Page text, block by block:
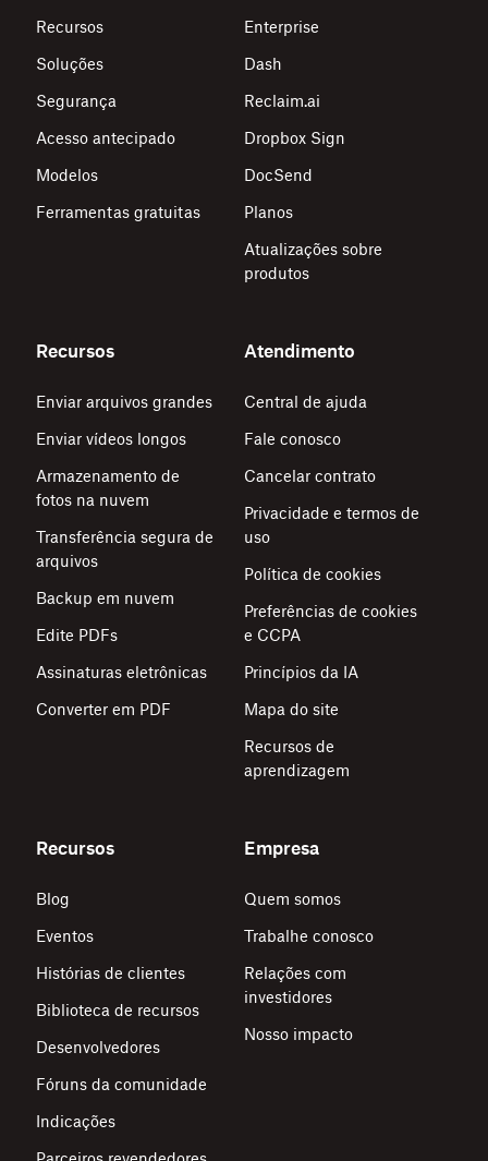
Recursos
Soluções
Segurança
Acesso antecipado
Modelos
Ferramentas gratuitas
Enterprise
Dash
Reclaim.ai
Dropbox Sign
DocSend
Planos
Atualizações sobre
produtos
Recursos
Enviar arquivos grandes
Enviar vídeos longos
Armazenamento de
fotos na nuvem
Transferência segura de
arquivos
Backup em nuvem
Edite PDFs
Assinaturas eletrônicas
Converter em PDF
Atendimento
Central de ajuda
Fale conosco
Cancelar contrato
Privacidade e termos de
uso
Política de cookies
Preferências de cookies
e CCPA
Princípios da IA
Mapa do site
Recursos de
aprendizagem
Recursos
Blog
Eventos
Histórias de clientes
Biblioteca de recursos
Desenvolvedores
Fóruns da comunidade
Indicações
Empresa
Quem somos
Trabalhe conosco
Relações com
investidores
Nosso impacto